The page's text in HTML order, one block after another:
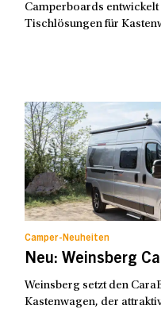
Camperboards
Tischlösungen für
Camper-Neuheiten
Neu: Weinsberg
Weinsberg setzt den
Kastenwagen, der